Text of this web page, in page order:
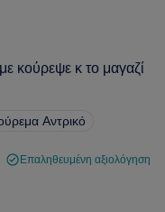
κούρεψε κ το μαγαζί
Αντρικό
Επαληθευμένη αξιολόγηση